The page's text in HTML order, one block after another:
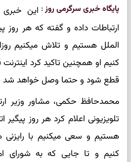
پایگاه خبری سرگرمی روز: این
ارتباطات داده و گفته که هر روز
الملل هستیم و تلاش میکنیم
کنیم او همچنین تاکید کرد
قطع شود و حتما وصل خواهد شد
محمدحافظ حکمی، مشاور وزیر
تلویزیونی اعلام کرد هر روز پیگیر
هستیم و سعی میکنیم با
کنیم و تا جایی که به شورای